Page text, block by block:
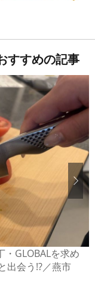
すすめの記事
GLOBALを求め
出会う!?／燕市